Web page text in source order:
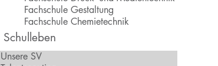
Fachschule Gestaltung
Fachschule Chemietechnik
Schulleben
Unsere SV